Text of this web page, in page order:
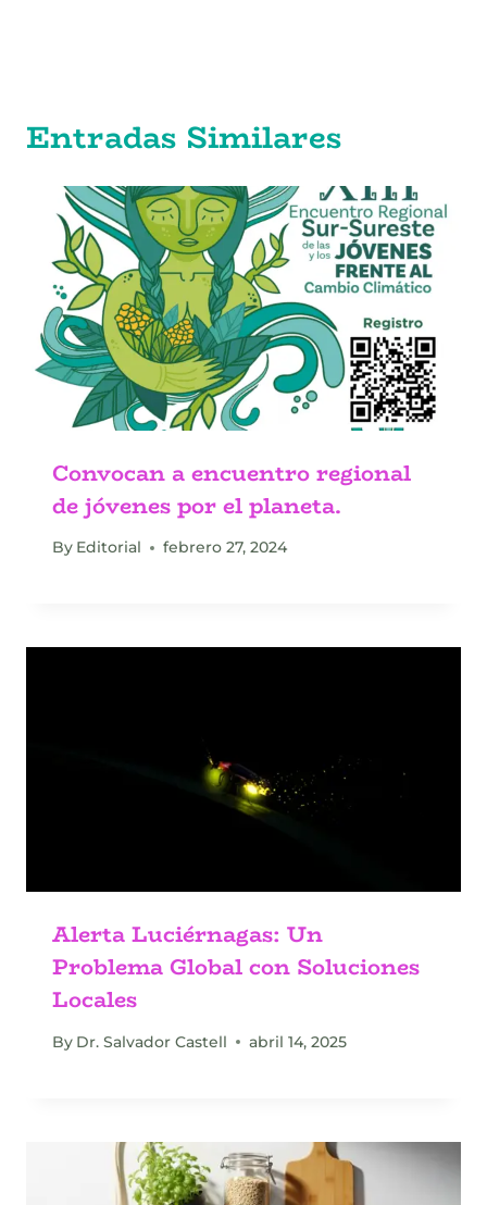
Entradas Similares
Convocan a encuentro regional
de jóvenes por el planeta.
By Editorial febrero 27, 2024
Alerta Luciérnagas: Un
Problema Global con Soluciones
Locales
By Dr. Salvador Castell abril 14, 2025